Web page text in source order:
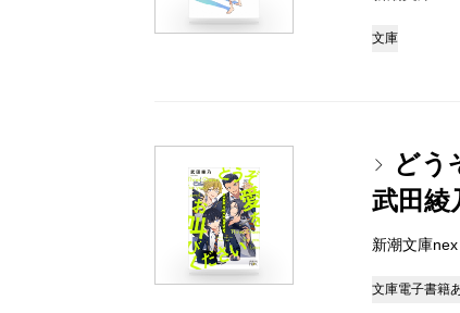
文庫
どう
武田綾
新潮文庫
文庫電子書籍